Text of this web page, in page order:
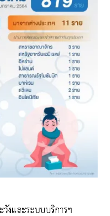
วังและระบบบริการฯ